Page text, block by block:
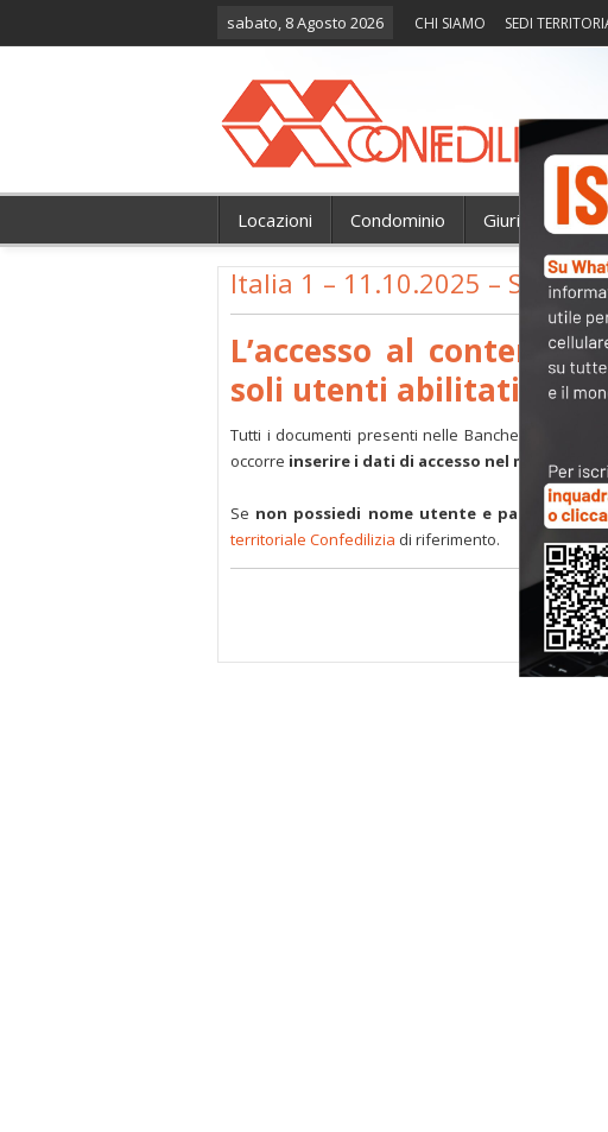
sabato, 8 Agosto 2026 CHI SIAMO SEDI
Locazioni Condominio Giurisprudenza
Italia 1 – 11.10.2025 – Studio
L’accesso al
soli utenti abilitati.
Tutti i documenti presenti nelle Banche dati sono
occorre inserire i dati di accesso nel modulo a
Se non possiedi nome utente e password
territoriale Confedilizia di riferimento.